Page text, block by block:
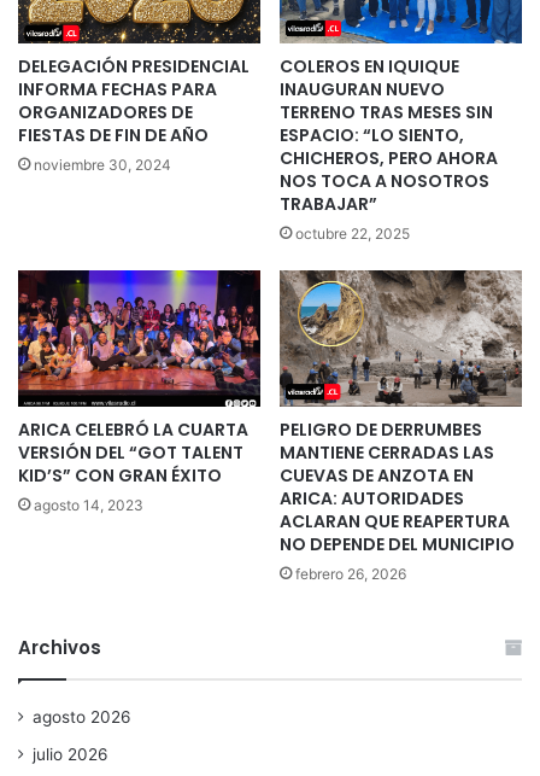
DELEGACIÓN PRESIDENCIAL
INFORMA FECHAS PARA
ORGANIZADORES DE
FIESTAS DE FIN DE AÑO
noviembre 30, 2024
COLEROS EN IQUIQUE
INAUGURAN NUEVO
TERRENO TRAS MESES SIN
ESPACIO: “LO SIENTO,
CHICHEROS, PERO AHORA
NOS TOCA A NOSOTROS
TRABAJAR”
octubre 22, 2025
ARICA CELEBRÓ LA CUARTA
VERSIÓN DEL “GOT TALENT
KID’S” CON GRAN ÉXITO
agosto 14, 2023
PELIGRO DE DERRUMBES
MANTIENE CERRADAS LAS
CUEVAS DE ANZOTA EN
ARICA: AUTORIDADES
ACLARAN QUE REAPERTURA
NO DEPENDE DEL MUNICIPIO
febrero 26, 2026
Archivos
agosto 2026
julio 2026